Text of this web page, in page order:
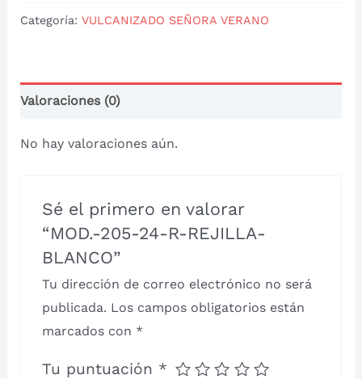
Categoría: VULCANIZADO SEÑORA VERANO
Valoraciones (0)
No hay valoraciones aún.
Sé el primero en valorar
“MOD.-205-24-R-REJILLA-
BLANCO”
Tu dirección de correo electrónico no será
publicada. Los campos obligatorios están
marcados con *
Tu puntuación *